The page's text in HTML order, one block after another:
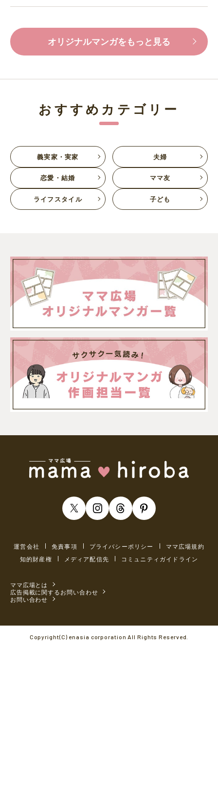
オリジナルマンガをもっと見る
おすすめカテゴリー
義実家・実家 夫婦
恋愛・結婚 ママ友
ライフスタイル 子ども
運営会社 免責事項 プライバシーポリシー
ママ広場規約
知的財産権
メディア配信先 コミュニティガイドライン
ママ広場とは
広告掲載に関するお問い合わせ
お問い合わせ
Copyright(C) enasia corporation All Rights Reserved.